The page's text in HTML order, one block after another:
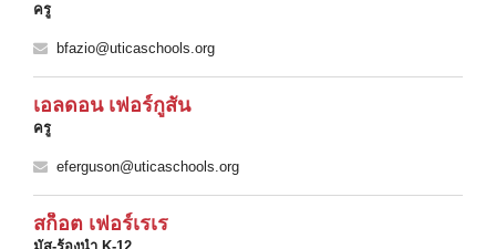
ครู
bfazio@uticaschools.org
เอลดอน เฟอร์กูสัน
ครู
eferguson@uticaschools.org
สก็อต เฟอร์เรเร